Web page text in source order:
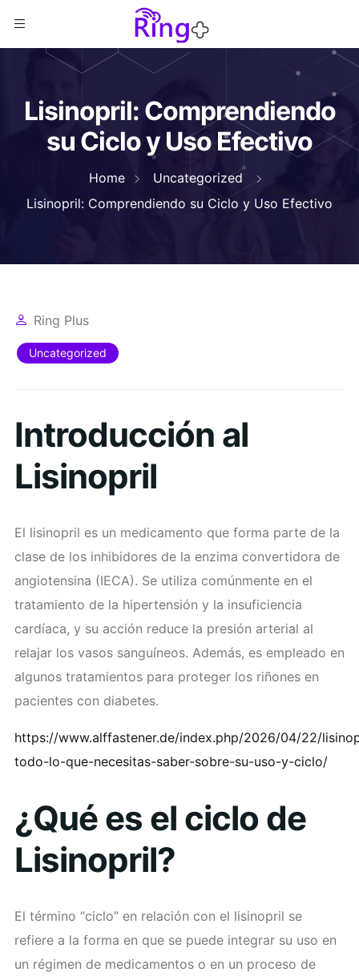
Lisinopril: Comprendiendo
su Ciclo y Uso Efectivo
Home
Uncategorized
Lisinopril: Comprendiendo su Ciclo y Uso Efectivo
Ring Plus
Uncategorized
Introducción al
Lisinopril
El lisinopril es un medicamento que forma parte de la
clase de los inhibidores de la enzima convertidora de
angiotensina (IECA). Se utiliza comúnmente en el
tratamiento de la hipertensión y la insuficiencia
cardíaca, y su acción reduce la presión arterial al
relajar los vasos sanguíneos. Además, es empleado en
algunos tratamientos para proteger los riñones en
pacientes con diabetes.
https://www.alffastener.de/index.php/2026/04/22/
todo-lo-que-necesitas-saber-sobre-su-uso-y-ciclo/
¿Qué es el ciclo de
Lisinopril?
El término “ciclo” en relación con el lisinopril se
refiere a la forma en que se puede integrar su uso en
un régimen de medicamentos o en un proceso de